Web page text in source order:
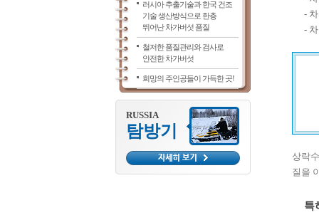
러시아 추출기술과 한국 건조
기술 생산방식으로 한층
뛰어난 차가버섯 품질
철저한 품질관리와 검사로
안전한 차가버섯
희망의 주인공들이 가득한 곳!
RUSSIA
탐방기
-
-
상락
질을
특